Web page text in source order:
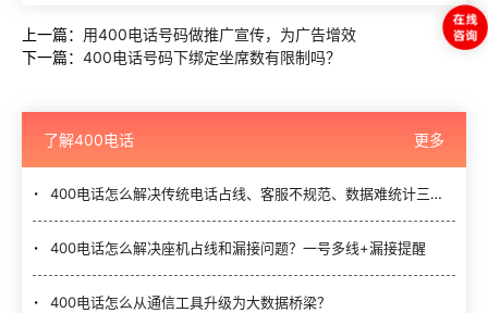
上一篇： 用400电话号码做推广宣传，为广告增效
下一篇： 400电话号码下绑定坐席数有限制吗？
了解400电话 更多
400电话怎么解决传统电话占线、客服不规范、数据难统计三大难题？
400电话怎么解决座机占线和漏接问题？一号多线+漏接提醒
400电话怎么从通信工具升级为大数据桥梁？